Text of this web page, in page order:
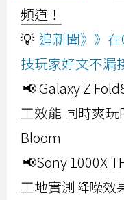
頻道！
💡 追新聞》》
技玩家好文不漏
📢 Galaxy Z
工效能 同時爽
Bloom
📢Sony 1000X
工地實測降噪效